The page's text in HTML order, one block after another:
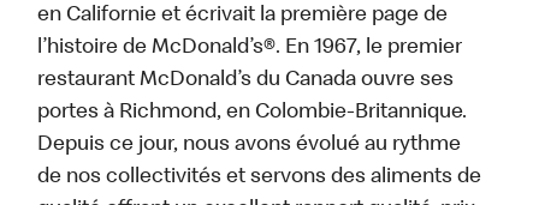
en Californie et écrivait la première page de
l’histoire de McDonald’s®. En 1967, le premier
restaurant McDonald’s du Canada ouvre ses
portes à Richmond, en Colombie-Britannique.
Depuis ce jour, nous avons évolué au rythme
de nos collectivités et servons des aliments de